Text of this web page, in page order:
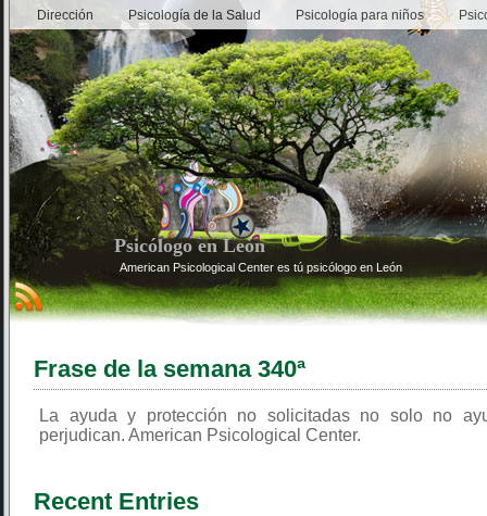
Dirección Psicología de la Salud Psicología para niños
Psicólogo en León
American Psicological Center es tú psicólogo en León
Frase de la semana 340ª
La ayuda y protección no solicitadas no solo no
perjudican. American Psicological Center.
Recent Entries